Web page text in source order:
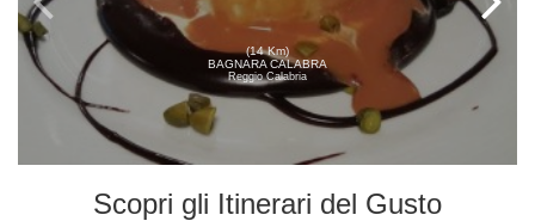
(14 Km)
BAGNARA CALABRA
Reggio Calabria
Scopri gli Itinerari del Gusto